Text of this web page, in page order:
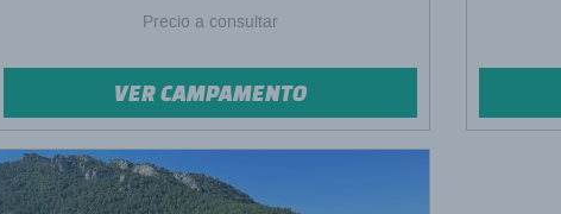
Precio a consultar
VER CAMPAMENTO